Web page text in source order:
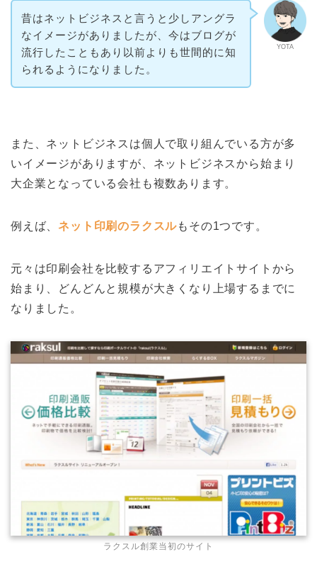
YOTA
昔はネットビジネスと言うと少しアングラ
なイメージがありましたが、今はブログが
流行したこともあり以前よりも世間的に知
られるようになりました。
また、ネットビジネスは個人で取り組んでいる方が多
いイメージがありますが、ネットビジネスから始まり
大企業となっている会社も複数あります。
例えば、ネット印刷のラクスルもその1つです。
元々は印刷会社を比較するアフィリエイトサイトから
始まり、どんどんと規模が大きくなり上場するまでに
なりました。
ラクスル創業当初のサイト